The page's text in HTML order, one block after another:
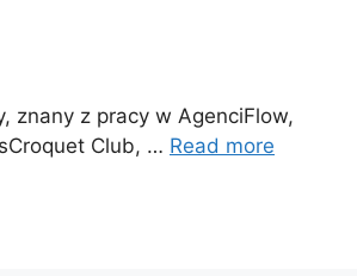
znany z pracy w AgenciFlow,
Club, … Read more